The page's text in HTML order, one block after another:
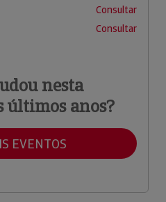
Consultar
Consultar
nesta
últimos anos?
EVENTOS